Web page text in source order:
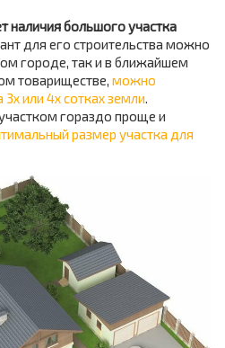
наличия большого участка
для его строительства можно
городе, так и в ближайшем
товариществе, можно
или 4х сотках земли.
гораздо проще и
размер участка для